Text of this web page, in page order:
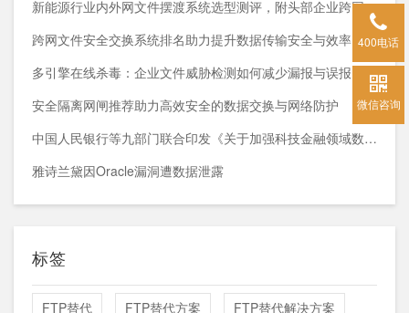
新能源行业内外网文件摆渡系统选型测评，附头部企业跨网部署案例
跨网文件安全交换系统排名助力提升数据传输安全与效率
多引擎在线杀毒：企业文件威胁检测如何减少漏报与误报？
安全隔离网闸推荐助力高效安全的数据交换与网络防护
中国人民银行等九部门联合印发《关于加强科技金融领域数据开发利用的通知》
雅诗兰黛因Oracle漏洞遭数据泄露
标签
FTP替代 FTP替代方案 FTP替代解决方案
400电话
微信咨询